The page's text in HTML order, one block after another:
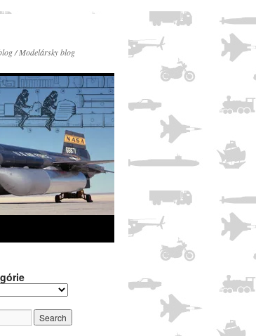
/ Modelársky blog